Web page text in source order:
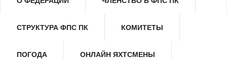
СТРУКТУРА ФПС ПК КОМИТЕТЫ
ПОГОДА ОНЛАЙН ЯХТСМЕНЫ